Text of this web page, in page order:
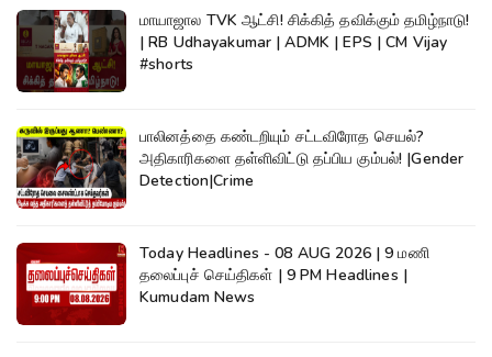
மாயாஜால TVK ஆட்சி! சிக்கித் தவிக்கும் தமிழ்நாடு!
| RB Udhayakumar | ADMK | EPS | CM Vijay
#shorts
பாலினத்தை கண்டறியும் சட்டவிரோத செயல்?
அதிகாரிகளை தள்ளிவிட்டு தப்பிய கும்பல்! |Gender
Detection|Crime
Today Headlines - 08 AUG 2026 | 9 மணி
தலைப்புச் செய்திகள் | 9 PM Headlines |
Kumudam News